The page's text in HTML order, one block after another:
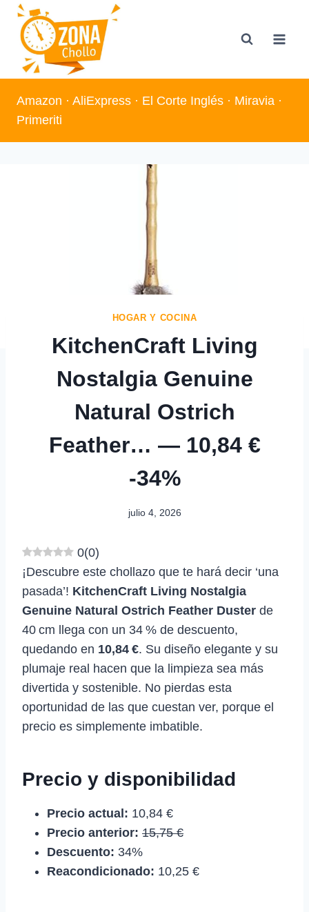
Saltar
contenido
Amazon · AliExpress · El Corte Inglés · Miravia ·
Primeriti
HOGAR Y COCINA
KitchenCraft Living
Nostalgia Genuine
Natural Ostrich
Feather… — 10,84 €
-34%
julio 4, 2026
0(0)
¡Descubre este chollazo que te hará decir ‘una
pasada’! KitchenCraft Living Nostalgia
Genuine Natural Ostrich Feather Duster de
40 cm llega con un 34 % de descuento,
quedando en 10,84 €. Su diseño elegante y su
plumaje real hacen que la limpieza sea más
divertida y sostenible. No pierdas esta
oportunidad de las que cuestan ver, porque el
precio es simplemente imbatible.
Precio y disponibilidad
Precio actual: 10,84 €
Precio anterior: 15,75 €
Descuento: 34%
Reacondicionado: 10,25 €